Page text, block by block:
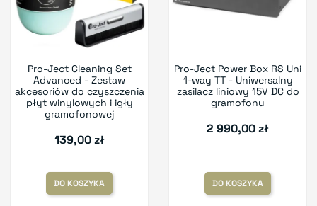
Pro-Ject Cleaning Set
Advanced - Zestaw
akcesoriów do czyszczenia
płyt winylowych i igły
gramofonowej
139,00 zł
DO KOSZYKA
Pro-Ject Power Box RS Uni
1-way TT - Uniwersalny
zasilacz liniowy 15V DC do
gramofonu
2 990,00 zł
DO KOSZYKA